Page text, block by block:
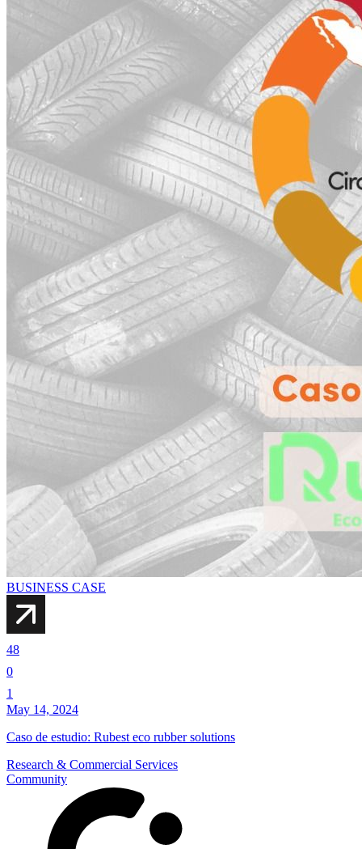
BUSINESS CASE
48
0
1
May 14, 2024
Caso de estudio: Rubest eco rubber solutions
Research & Commercial Services
Community